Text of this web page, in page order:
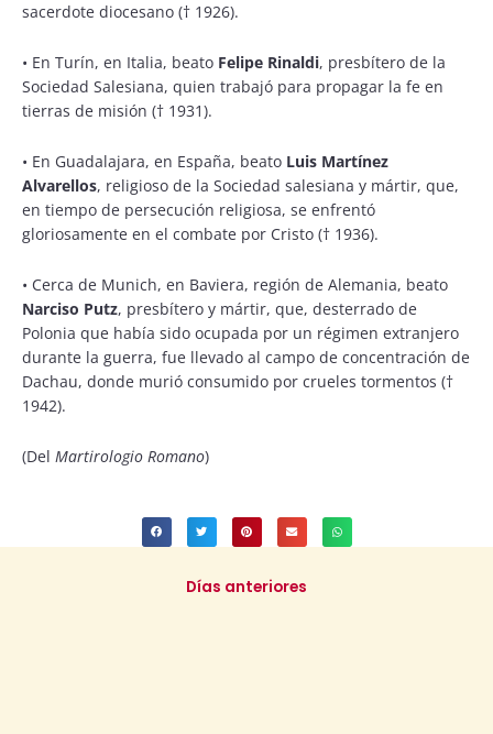
sacerdote diocesano († 1926).
• En Turín, en Italia, beato Felipe Rinaldi, presbítero de la
Sociedad Salesiana, quien trabajó para propagar la fe en
tierras de misión († 1931).
• En Guadalajara, en España, beato Luis Martínez
Alvarellos, religioso de la Sociedad salesiana y mártir, que,
en tiempo de persecución religiosa, se enfrentó
gloriosamente en el combate por Cristo († 1936).
• Cerca de Munich, en Baviera, región de Alemania, beato
Narciso Putz, presbítero y mártir, que, desterrado de
Polonia que había sido ocupada por un régimen extranjero
durante la guerra, fue llevado al campo de concentración de
Dachau, donde murió consumido por crueles tormentos (†
1942).
(Del Martirologio Romano)
Días anteriores